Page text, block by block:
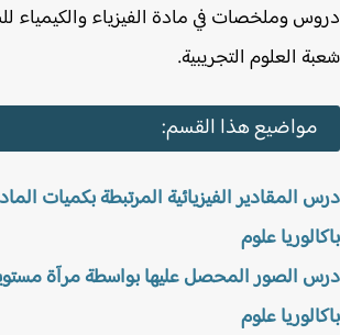
وملخصات في مادة الفيزياء والكيمياء للسنة
العلوم التجريبية.
مواضيع هذا القسم:
المقادير الفيزيائية المرتبطة بكميات المادة
علوم
الصور المحصل عليها بواسطة مرآة مستوية
علوم